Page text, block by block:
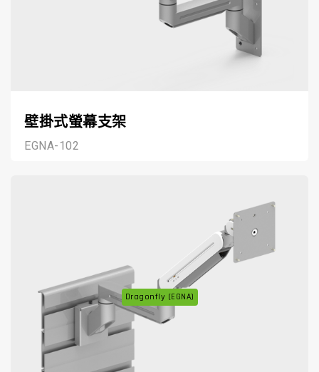
壁掛式螢幕支架
EGNA-102
Dragonfly (EGNA)